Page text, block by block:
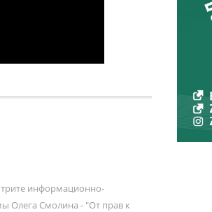
информационно-
Олега Смолина - "От прав к